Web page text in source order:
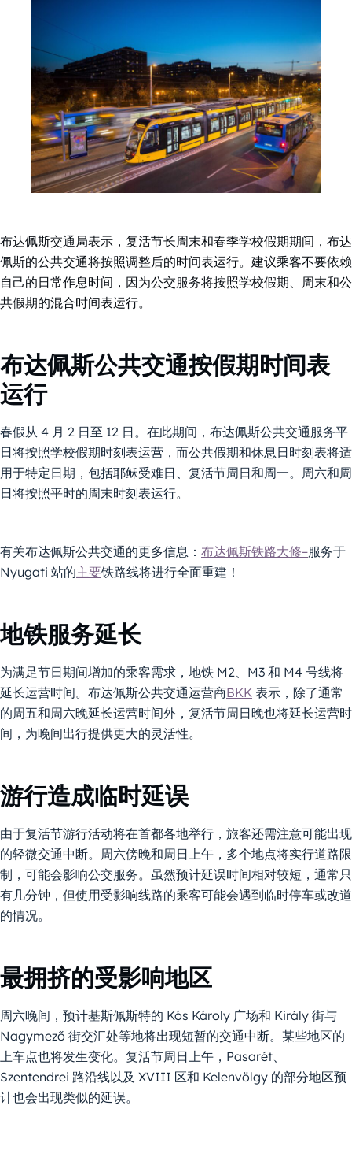
布达佩斯交通局表示，复活节长周末和春季学校假期期间，布达
佩斯的公共交通将按照调整后的时间表运行。建议乘客不要依赖
自己的日常作息时间，因为公交服务将按照学校假期、周末和公
共假期的混合时间表运行。
布达佩斯公共交通按假期时间表
运行
春假从 4 月 2 日至 12 日。在此期间，布达佩斯公共交通服务平
日将按照学校假期时刻表运营，而公共假期和休息日时刻表将适
用于特定日期，包括耶稣受难日、复活节周日和周一。周六和周
日将按照平时的周末时刻表运行。
有关布达佩斯公共交通的更多信息： 布达佩斯铁路大修–服务于
Nyugati 站的主要铁路线将进行全面重建！
地铁服务延长
为满足节日期间增加的乘客需求，地铁 M2、M3 和 M4 号线将
延长运营时间。布达佩斯公共交通运营商BKK 表示，除了通常
的周五和周六晚延长运营时间外，复活节周日晚也将延长运营时
间，为晚间出行提供更大的灵活性。
游行造成临时延误
由于复活节游行活动将在首都各地举行，旅客还需注意可能出现
的轻微交通中断。周六傍晚和周日上午，多个地点将实行道路限
制，可能会影响公交服务。虽然预计延误时间相对较短，通常只
有几分钟，但使用受影响线路的乘客可能会遇到临时停车或改道
的情况。
最拥挤的受影响地区
周六晚间，预计基斯佩斯特的 Kós Károly 广场和 Király 街与
Nagymező 街交汇处等地将出现短暂的交通中断。某些地区的
上车点也将发生变化。复活节周日上午，Pasarét、
Szentendrei 路沿线以及 XVIII 区和 Kelenvölgy 的部分地区预
计也会出现类似的延误。